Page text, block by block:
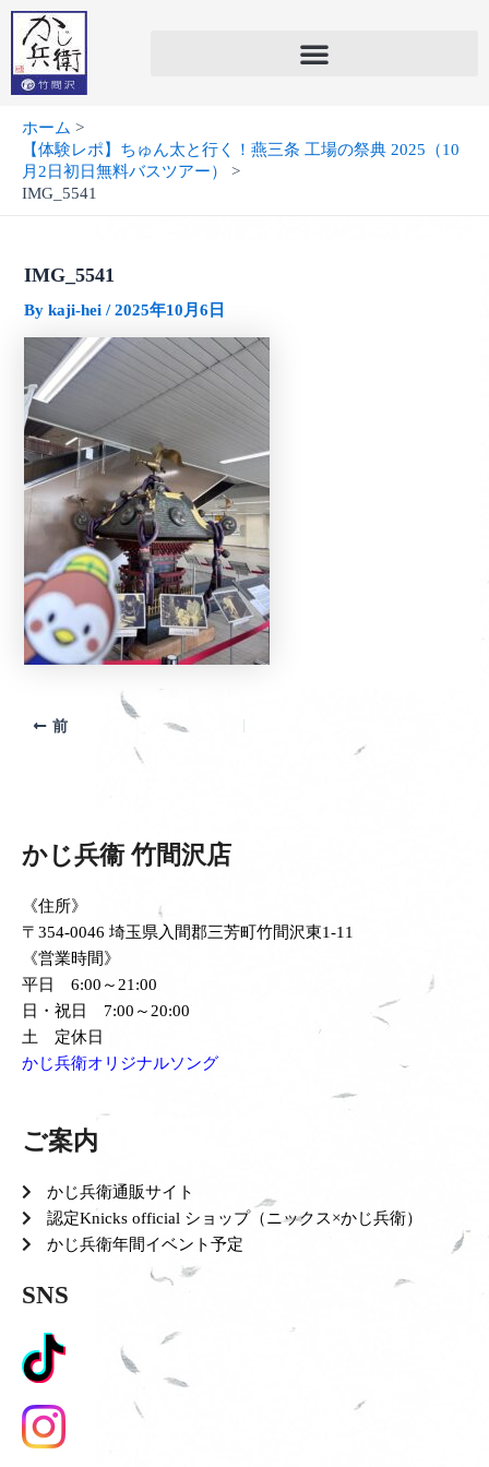
内
を
ホーム
【体験レポ】ちゅん太と行く！燕三条 工場の祭典 2025（10
月2日初日無料バスツアー）
IMG_5541
IMG_5541
Bykaji-hei/2025年10月6日
前
かじ兵衞 竹間沢店
《住所》
〒354-0046 埼玉県入間郡三芳町竹間沢東1-11
《営業時間》
平日 6:00～21:00
日・祝日 7:00～20:00
土 定休日
かじ兵衛オリジナルソング
ご案内
かじ兵衛通販サイト
認定Knicks official ショップ（ニックス×かじ兵衛）
かじ兵衛年間イベント予定
SNS